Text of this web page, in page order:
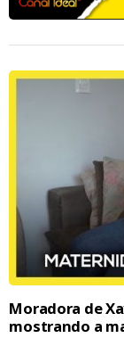
Moradora de
mostrando a